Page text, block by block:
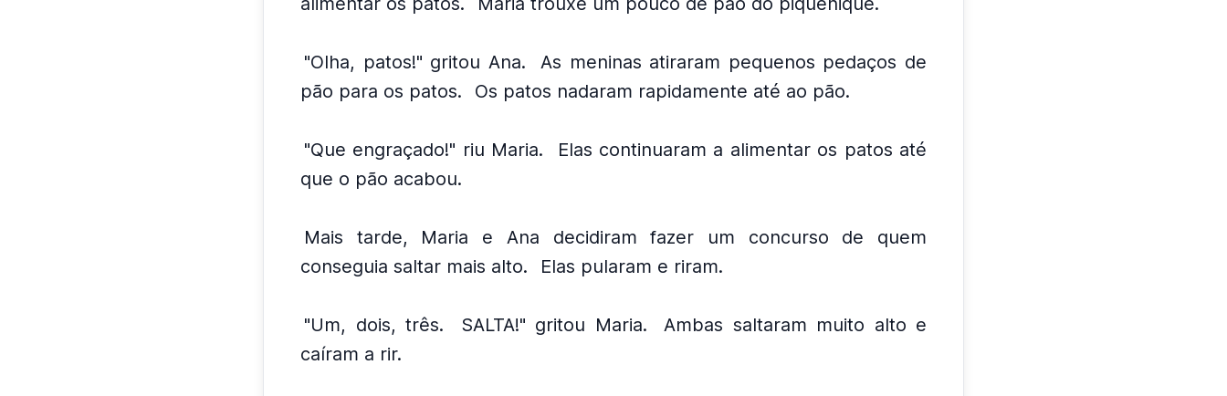
"Olha, patos!" gritou Ana.
As meninas atiraram pequenos pedaços de
pão para os patos.
Os patos nadaram rapidamente até ao pão.
"Que engraçado!" riu Maria.
Elas continuaram a alimentar os patos até
que o pão acabou.
Mais tarde, Maria e Ana decidiram fazer um concurso de quem
conseguia saltar mais alto.
Elas pularam e riram.
"Um, dois, três. SALTA!" gritou Maria.
Ambas saltaram muito alto e
caíram a rir.